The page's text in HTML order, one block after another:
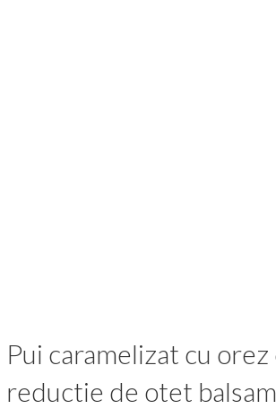
Pui caramelizat cu
reductie de otet